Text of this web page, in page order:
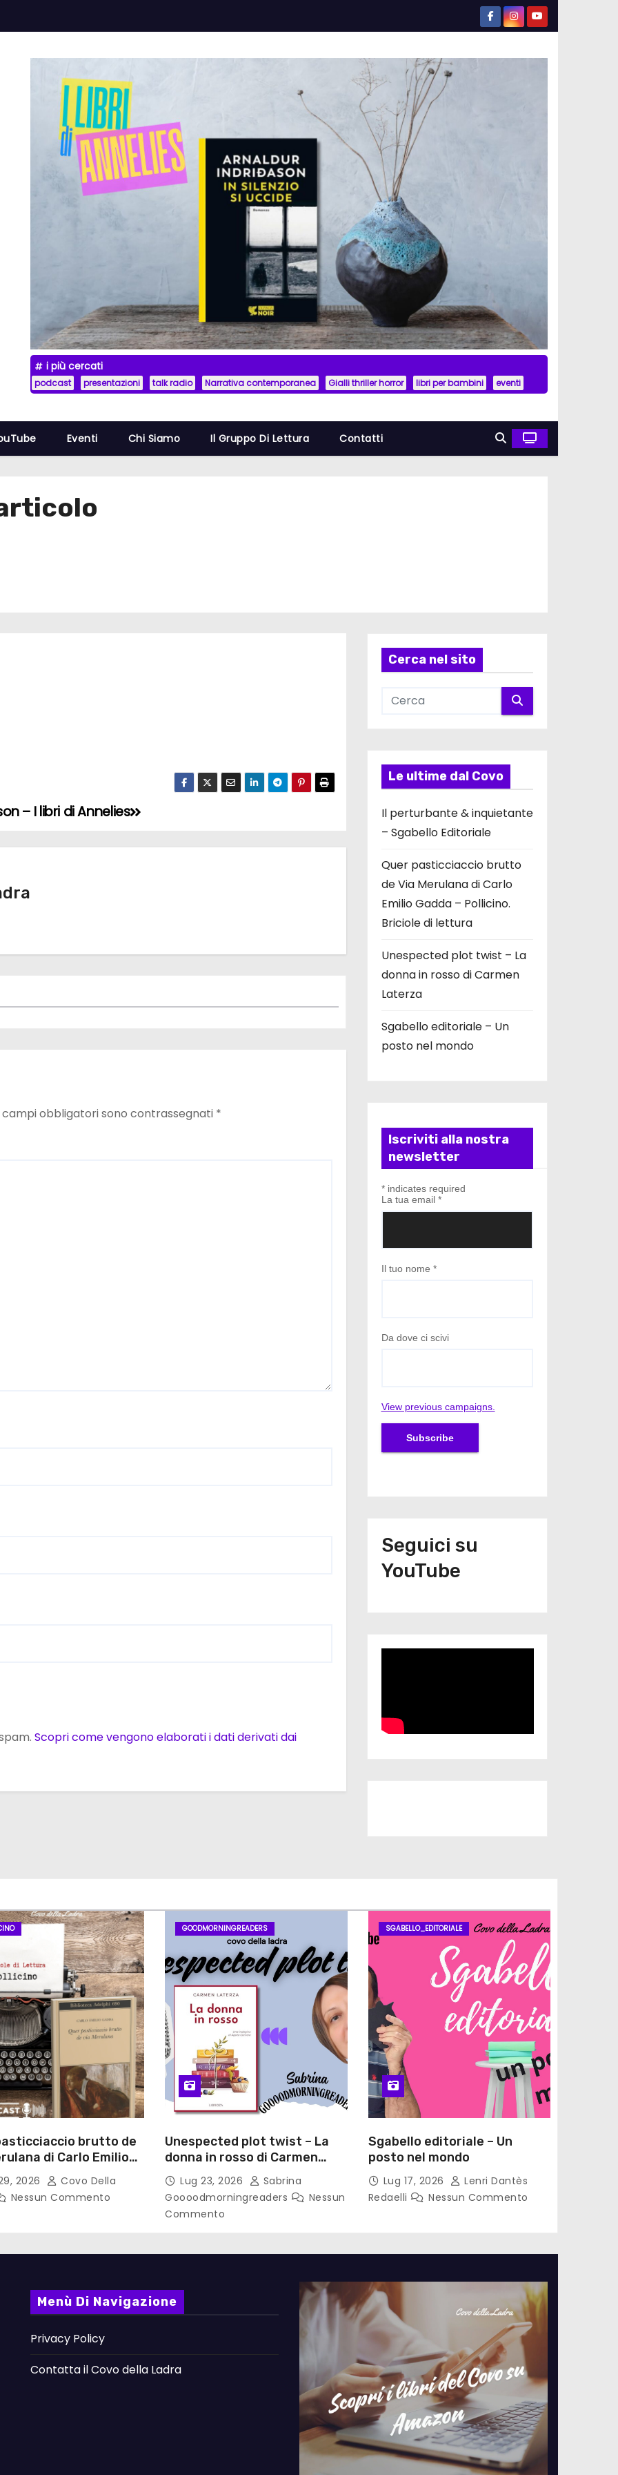
i più cercati
podcast presentazioni talk radio Narrativa contemporanea Gialli thriller horror libri per bambini eventi
Eventi Chi Siamo Il Gruppo Di Lettura Contatti
– I libri di Annelies
campi obbligatori sono contrassegnati *
Scopri come vengono elaborati i dati derivati dai
Cerca nel sito
Le ultime dal Covo
Il perturbante & inquietante
– Sgabello Editoriale
Quer pasticciaccio brutto
de Via Merulana di Carlo
Emilio Gadda – Pollicino.
Briciole di lettura
Unespected plot twist – La
donna in rosso di Carmen
Laterza
Sgabello editoriale – Un
posto nel mondo
Iscriviti alla nostra
newsletter
*indicates required
La tua email *
Il tuo nome *
Da dove ci scivi
View previous campaigns.
Seguici su
YouTube
brutto de
di Carlo Emilio
– Pollicino. Briciole di
2026
Covo Della
Nessun Commento
GOODMORNINGREADERS
Unespected plot twist – La
donna in rosso di Carmen
Laterza
Lug 23, 2026
Sabrina
Goooodmorningreaders
Nessun
Commento
SGABELLO_EDITORIALE
Sgabello editoriale – Un
posto nel mondo
Lug 17, 2026
Lenri Dantès
Redaelli
Nessun Commento
Menù Di Navigazione
Privacy Policy
Contatta il Covo della Ladra